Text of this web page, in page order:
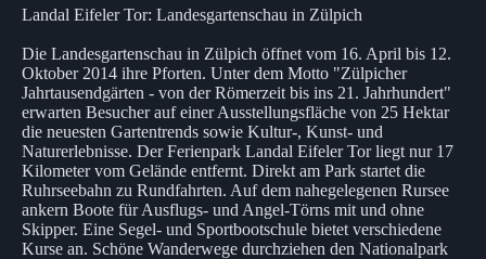
Landal Eifeler Tor: Landesgartenschau in Zülpich
Die Landesgartenschau in Zülpich öffnet vom 16. April bis 12.
Oktober 2014 ihre Pforten. Unter dem Motto "Zülpicher
Jahrtausendgärten - von der Römerzeit bis ins 21. Jahrhundert"
erwarten Besucher auf einer Ausstellungsfläche von 25 Hektar
die neuesten Gartentrends sowie Kultur-, Kunst- und
Naturerlebnisse. Der Ferienpark Landal Eifeler Tor liegt nur 17
Kilometer vom Gelände entfernt. Direkt am Park startet die
Ruhrseebahn zu Rundfahrten. Auf dem nahegelegenen Rursee
ankern Boote für Ausflugs- und Angel-Törns mit und ohne
Skipper. Eine Segel- und Sportbootschule bietet verschiedene
Kurse an. Schöne Wanderwege durchziehen den Nationalpark